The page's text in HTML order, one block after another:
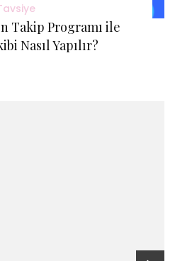
Takip Programı ile
Nasıl Yapılır?